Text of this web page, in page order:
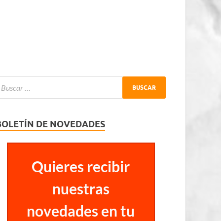
DE NOVEDADES
Quieres recibir
nuestras
novedades en tu